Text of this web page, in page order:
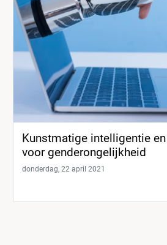
Kunstmatige intelligentie
voor genderongelijkheid
donderdag, 22 april 2021